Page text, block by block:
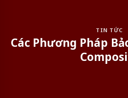
TIN TỨC
Các Phương Pháp